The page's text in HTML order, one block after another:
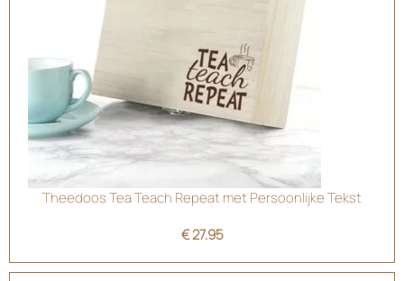
Theedoos Tea Teach Repeat met Persoonlijke Tekst
€27.95